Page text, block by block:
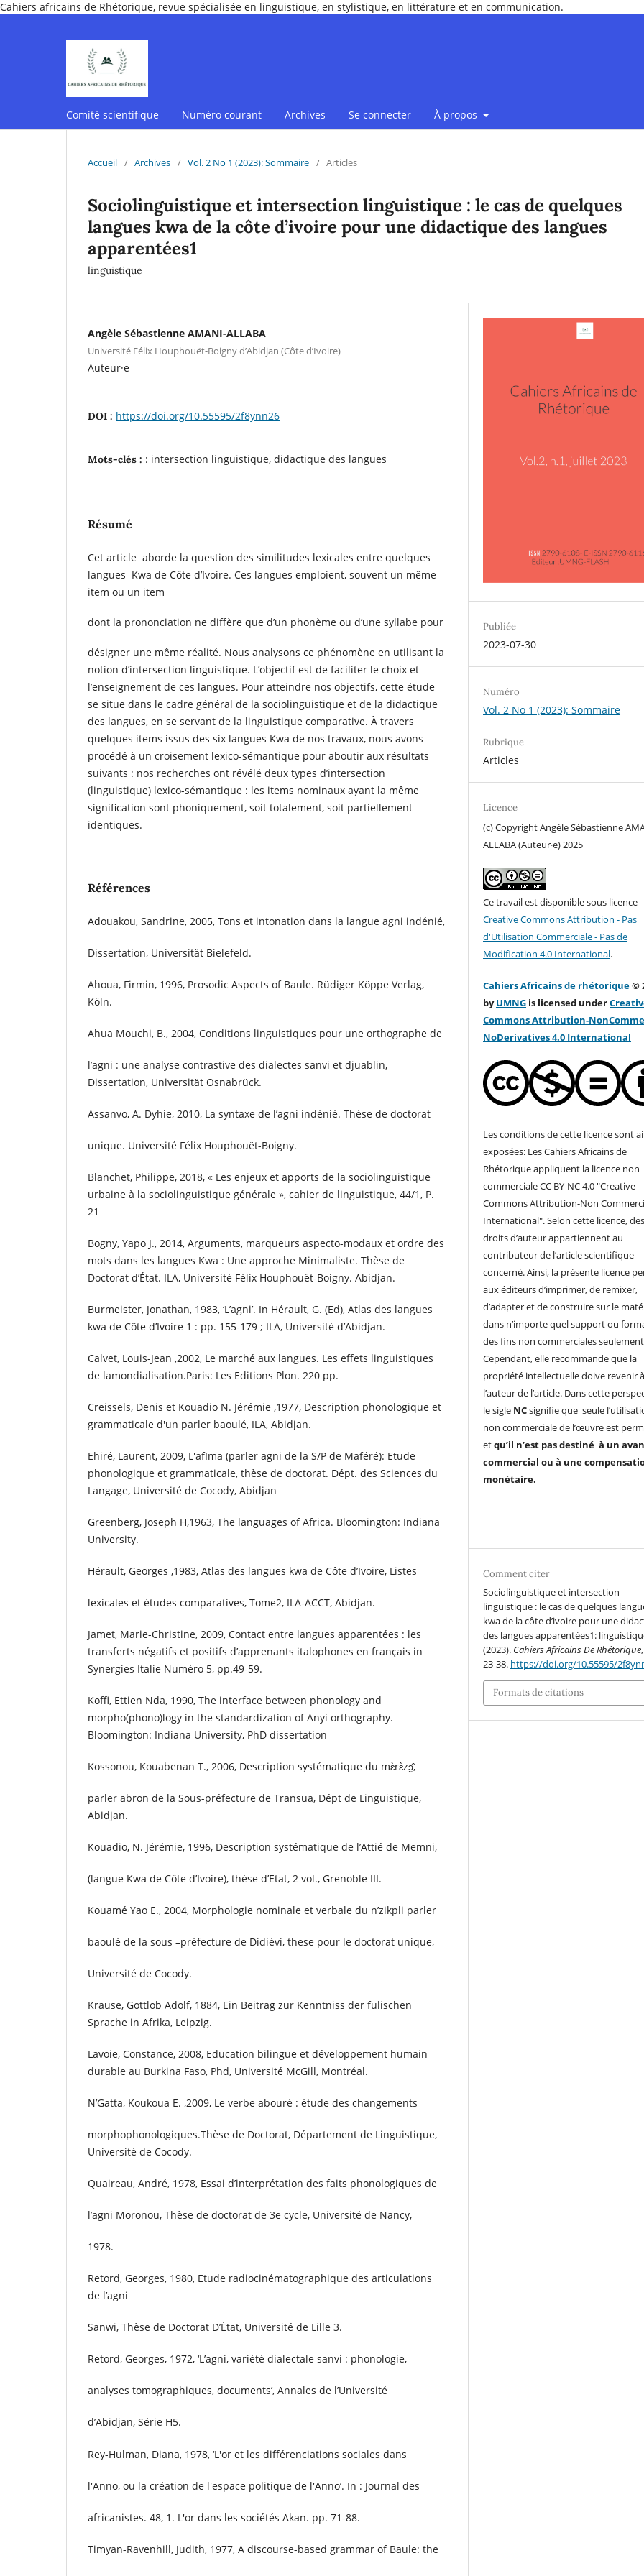
Cahiers africains de Rhétorique, revue spécialisée en linguistique, en stylistique, en littérature et en communication.
Comité scientifique Numéro courant Archives Se connecter À propos
Accueil / Archives / Vol. 2 No 1 (2023): Sommaire / Articles
Sociolinguistique et intersection linguistique : le cas de quelques
langues kwa de la côte d’ivoire pour une didactique des langues
apparentées1
linguistique
Angèle Sébastienne AMANI-ALLABA
Université Félix Houphouët-Boigny d’Abidjan (Côte d’Ivoire)
Auteur·e
DOI : https://doi.org/10.55595/2f8ynn26
Mots-clés : : intersection linguistique, didactique des langues
Résumé
Cet article aborde la question des similitudes lexicales entre quelques
langues Kwa de Côte d’Ivoire. Ces langues emploient, souvent un même
item ou un item
dont la prononciation ne diffère que d’un phonème ou d’une syllabe pour
désigner une même réalité. Nous analysons ce phénomène en utilisant la
notion d’intersection linguistique. L’objectif est de faciliter le choix et
l’enseignement de ces langues. Pour atteindre nos objectifs, cette étude
se situe dans le cadre général de la sociolinguistique et de la didactique
des langues, en se servant de la linguistique comparative. À travers
quelques items issus des six langues Kwa de nos travaux, nous avons
procédé à un croisement lexico-sémantique pour aboutir aux résultats
suivants : nos recherches ont révélé deux types d’intersection
(linguistique) lexico-sémantique : les items nominaux ayant la même
signification sont phoniquement, soit totalement, soit partiellement
identiques.
Références
Adouakou, Sandrine, 2005, Tons et intonation dans la langue agni indénié,
Dissertation, Universität Bielefeld.
Ahoua, Firmin, 1996, Prosodic Aspects of Baule. Rüdiger Köppe Verlag,
Köln.
Ahua Mouchi, B., 2004, Conditions linguistiques pour une orthographe de
l’agni : une analyse contrastive des dialectes sanvi et djuablin,
Dissertation, Universität Osnabrück.
Assanvo, A. Dyhie, 2010, La syntaxe de l’agni indénié. Thèse de doctorat
unique. Université Félix Houphouët-Boigny.
Blanchet, Philippe, 2018, « Les enjeux et apports de la sociolinguistique
urbaine à la sociolinguistique générale », cahier de linguistique, 44/1, P.
21
Bogny, Yapo J., 2014, Arguments, marqueurs aspecto-modaux et ordre des
mots dans les langues Kwa : Une approche Minimaliste. Thèse de
Doctorat d’État. ILA, Université Félix Houphouët-Boigny. Abidjan.
Burmeister, Jonathan, 1983, ‘L’agni’. In Hérault, G. (Ed), Atlas des langues
kwa de Côte dʼIvoire 1 : pp. 155-179 ; ILA, Université d’Abidjan.
Calvet, Louis-Jean ,2002, Le marché aux langues. Les effets linguistiques
de lamondialisation.Paris: Les Editions Plon. 220 pp.
Creissels, Denis et Kouadio N. Jérémie ,1977, Description phonologique et
grammaticale d'un parler baoulé, ILA, Abidjan.
Ehiré, Laurent, 2009, L'afIma (parler agni de la S/P de Maféré): Etude
phonologique et grammaticale, thèse de doctorat. Dépt. des Sciences du
Langage, Université de Cocody, Abidjan
Greenberg, Joseph H,1963, The languages of Africa. Bloomington: Indiana
University.
Hérault, Georges ,1983, Atlas des langues kwa de Côte d’Ivoire, Listes
lexicales et études comparatives, Tome2, ILA-ACCT, Abidjan.
Jamet, Marie-Christine, 2009, Contact entre langues apparentées : les
transferts négatifs et positifs d’apprenants italophones en français in
Synergies Italie Numéro 5, pp.49-59.
Koffi, Ettien Nda, 1990, The interface between phonology and
morpho(phono)logy in the standardization of Anyi orthography.
Bloomington: Indiana University, PhD dissertation
Kossonou, Kouabenan T., 2006, Description systématique du mɛ̀rɛ̀zɔ̰̂,
parler abron de la Sous-préfecture de Transua, Dépt de Linguistique,
Abidjan.
Kouadio, N. Jérémie, 1996, Description systématique de l’Attié de Memni,
(langue Kwa de Côte d’Ivoire), thèse d’Etat, 2 vol., Grenoble III.
Kouamé Yao E., 2004, Morphologie nominale et verbale du n’zikpli parler
baoulé de la sous –préfecture de Didiévi, these pour le doctorat unique,
Université de Cocody.
Krause, Gottlob Adolf, 1884, Ein Beitrag zur Kenntniss der fulischen
Sprache in Afrika, Leipzig.
Lavoie, Constance, 2008, Education bilingue et développement humain
durable au Burkina Faso, Phd, Université McGill, Montréal.
N’Gatta, Koukoua E. ,2009, Le verbe abouré : étude des changements
morphophonologiques.Thèse de Doctorat, Département de Linguistique,
Université de Cocody.
Quaireau, André, 1978, Essai d’interprétation des faits phonologiques de
l’agni Moronou, Thèse de doctorat de 3e cycle, Université de Nancy,
1978.
Retord, Georges, 1980, Etude radiocinématographique des articulations
de l’agni
Sanwi, Thèse de Doctorat D’État, Université de Lille 3.
Retord, Georges, 1972, ‘L’agni, variété dialectale sanvi : phonologie,
analyses tomographiques, documents’, Annales de l’Université
d’Abidjan, Série H5.
Rey-Hulman, Diana, 1978, ‘L'or et les différenciations sociales dans
l'Anno, ou la création de l'espace politique de l'Anno’. In : Journal des
africanistes. 48, 1. L'or dans les sociétés Akan. pp. 71-88.
Timyan-Ravenhill, Judith, 1977, A discourse-based grammar of Baule: the
Publiée
2023-07-30
Numéro
Vol. 2 No 1 (2023): Sommaire
Rubrique
Articles
Licence
(c) Copyright Angèle Sébastienne
ALLABA (Auteur·e) 2025
Ce travail est disponible sous licence
Creative Commons Attribution - Pas
d'Utilisation Commerciale - Pas de
Modification 4.0 International.
Cahiers Africains de rhétorique©
byUMNG is licensed under
Commons Attribution-
NoDerivatives 4.0 International
Les conditions de cette licence sont
exposées: Les Cahiers Africains de
Rhétorique appliquent la licence non
commerciale CC BY-NC 4.0 "Creative
Commons Attribution-Non
International". Selon cette licence, des
droits d’auteur appartiennent au
contributeur de l’article scientifique
concerné. Ainsi, la présente licence
aux éditeurs d’imprimer, de remixer,
d’adapter et de construire sur le
dans n’importe quel support ou
des fins non commerciales
Cependant, elle recommande que la
propriété intellectuelle doive revenir à
l’auteur de l’article. Dans cette
le sigle NCsignifie que seule
non commerciale de l’œuvre est
etqu’il n’est pas destiné à un
commercial ou à une
monétaire.
Comment citer
Sociolinguistique et intersection
linguistique : le cas de quelques
kwa de la côte d’ivoire pour une
des langues apparentées1:
(2023). Cahiers Africains De Rhétorique
23-38. https://doi.org/10.55595/
Formats de citations